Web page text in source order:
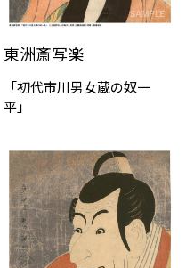
東洲斎写楽
「初代市川男女蔵の奴一
平」